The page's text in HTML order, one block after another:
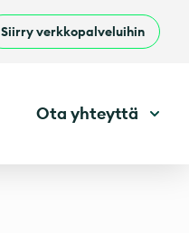
Siirry verkkopalveluihin
Ota yhteyttä